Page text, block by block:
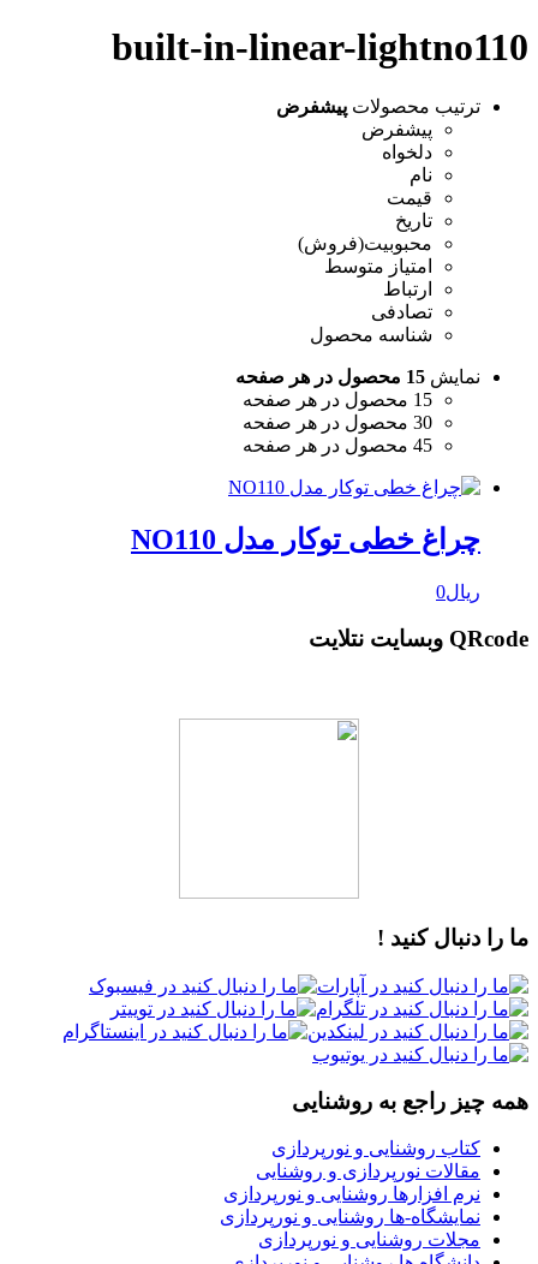
built-in-linear-lightno110
ترتیب محصولات پیشفرض
پیشفرض
دلخواه
نام
قیمت
تاریخ
محبوبیت(فروش)
امتیاز متوسط
ارتباط
تصادفی
شناسه محصول
نمایش 15 محصول در هر صفحه
15 محصول در هر صفحه
30 محصول در هر صفحه
45 محصول در هر صفحه
چراغ خطی توکار مدل NO110
ریال0
QRcode وبسایت نتلایت
ما را دنبال کنید !
همه چیز راجع به روشنایی
کتاب روشنایی و نورپردازی
مقالات نورپردازی و روشنایی
نرم افزارها روشنایی و نورپردازی
نمایشگاه-ها روشنایی و نورپردازی
مجلات روشنایی و نورپردازی